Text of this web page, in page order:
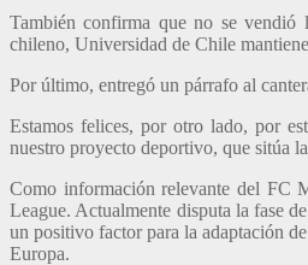
También confirma que no se vendió
chileno, Universidad de Chile
Por último, entregó un párrafo al
Estamos felices, por otro lado, por
nuestro proyecto deportivo, que sitúa
Como información relevante del FC
League. Actualmente disputa la fase
un positivo factor para la adaptación
Europa.